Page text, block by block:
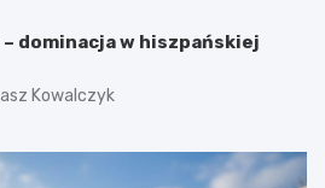
dominacja w hiszpańskiej
Kowalczyk